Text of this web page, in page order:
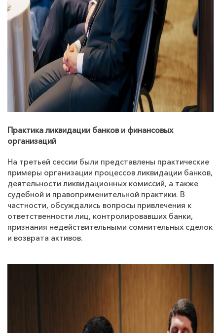
Практика ликвидации банков и финансовых
организаций
На третьей сессии были представлены практические
примеры организации процессов ликвидации банков,
деятельности ликвидационных комиссий, а также
судебной и правоприменительной практики. В
частности, обсуждались вопросы привлечения к
ответственности лиц, контролировавших банки,
признания недействительными сомнительных сделок
и возврата активов.